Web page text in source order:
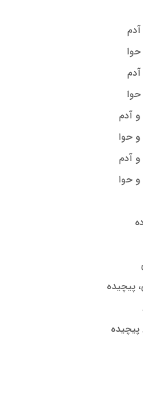
آدم
حوا
آدم
حوا
پیچیده
پیچیده